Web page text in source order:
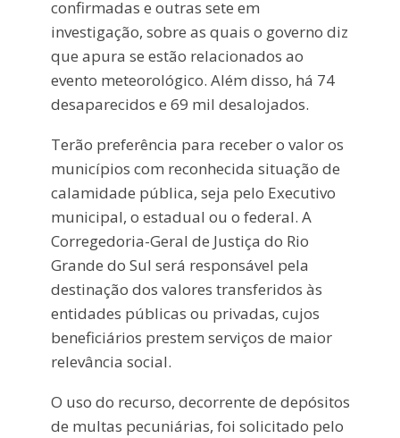
confirmadas e outras sete em
investigação, sobre as quais o governo diz
que apura se estão relacionados ao
evento meteorológico. Além disso, há 74
desaparecidos e 69 mil desalojados.
Terão preferência para receber o valor os
municípios com reconhecida situação de
calamidade pública, seja pelo Executivo
municipal, o estadual ou o federal. A
Corregedoria-Geral de Justiça do Rio
Grande do Sul será responsável pela
destinação dos valores transferidos às
entidades públicas ou privadas, cujos
beneficiários prestem serviços de maior
relevância social.
O uso do recurso, decorrente de depósitos
de multas pecuniárias, foi solicitado pelo